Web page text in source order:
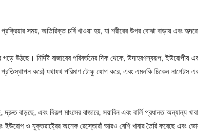
সময়, অতিরিক্ত চর্বি খাওয়া হয়, যা শরীরের উপর বোঝা বাড়ায় এবং
উঠছে। নির্দিষ্ট বাজারের পরিবর্তনের দিক থেকে, উদাহরণস্বরূপ, ইউরোপীয়
প্রতিস্থাপন করে) যথাযথ পরিমাণ টোফু যোগ করে, এবং এমনকি চিকেন নাগেটস
বাড়ছে, এবং বিকল্প মাংসের বাজারে, সয়াবিন এবং বার্লি প্রধানত অন্যান্য
ইউরোপ ও যুক্তরাষ্ট্রের অনেক রেস্তোরাঁ আরও বেশি খাবার তৈরি করেছে এবং